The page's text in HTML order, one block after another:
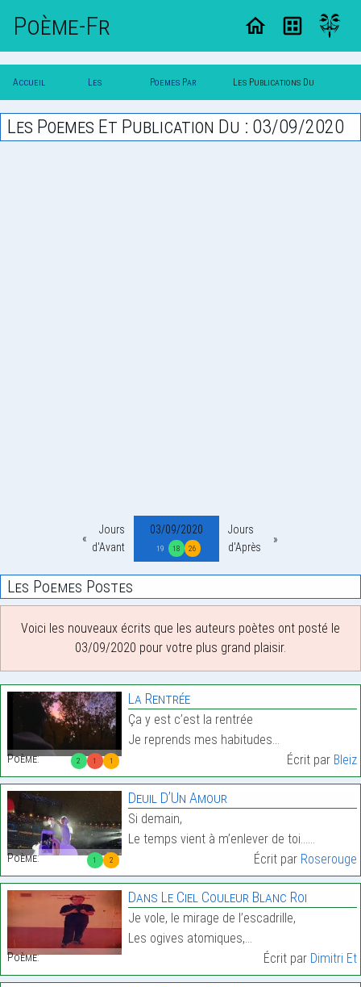
Poème-Fr
Accueil
Poesie
Les
Poesies
Poemes Par Les Publications Du
03/09/2020
Les Poemes Et Publication Du : 03/09/2020
Jours
d'Avant
03/09/2020
19 18 26
Jours
d'Après
Les Poemes Postes
Voici les nouveaux écrits que les auteurs poètes ont posté le
03/09/2020 pour votre plus grand plaisir.
2 1 1
Poème:
La Rentrée
Ça y est c’est la rentrée
Je reprends mes habitudes…
Écrit par Bleiz
1 2
Poème:
Deuil D’Un Amour
Si demain,
Le temps vient à m’enlever de toi……
Écrit par Roserouge
Poème:
Dans Le Ciel Couleur Blanc Roi
Je vole, le mirage de l’escadrille,
Les ogives atomiques,…
Écrit par Dimitri Et